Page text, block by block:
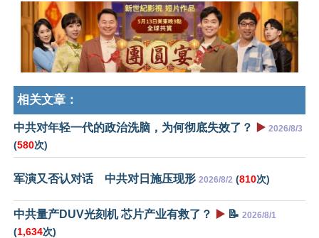
相关文章：
中共对年轻一代的政治洗脑，为何彻底失效了？ ▶️ 2026/8/3
(580次)
军演又否认对话 中共对日施压现形 2026/8/2 (810次)
中共量产DUV光刻机 芯片产业有救了？ ▶️ 📝 2026/8/1
(1,634次)